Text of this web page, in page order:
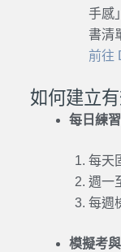
手感
書清
前往
如何建立
每日練
每天
週一
每週
模擬考